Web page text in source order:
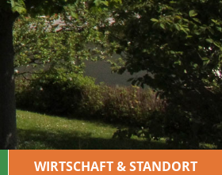
WIRTSCHAFT & STANDORT